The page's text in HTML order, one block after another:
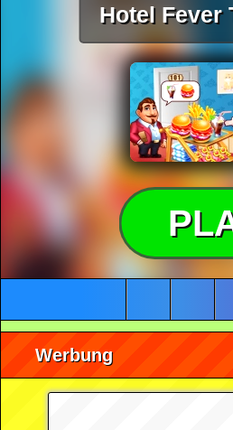
Hotel Fever
Werbung